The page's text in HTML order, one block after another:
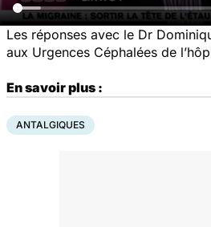
Les réponses avec le Dr
aux Urgences Céphalées de
En savoir plus :
ANTALGIQUES